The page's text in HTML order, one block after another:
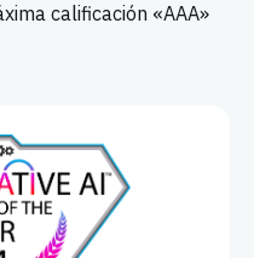
calificación «AAA»